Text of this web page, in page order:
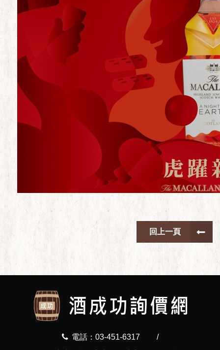
回上一頁
電話：03-451-6317
/